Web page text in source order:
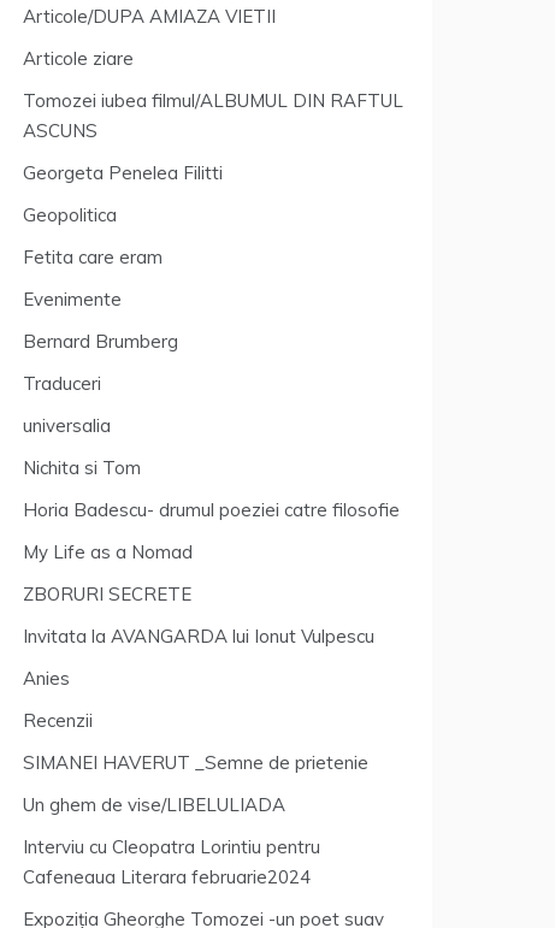
Articole/DUPA AMIAZA VIETII
Articole ziare
Tomozei iubea filmul/ALBUMUL DIN RAFTUL
ASCUNS
Georgeta Penelea Filitti
Geopolitica
Fetita care eram
Evenimente
Bernard Brumberg
Traduceri
universalia
Nichita si Tom
Horia Badescu- drumul poeziei catre filosofie
My Life as a Nomad
ZBORURI SECRETE
Invitata la AVANGARDA lui Ionut Vulpescu
Anies
Recenzii
SIMANEI HAVERUT _Semne de prietenie
Un ghem de vise/LIBELULIADA
Interviu cu Cleopatra Lorintiu pentru
Cafeneaua Literara februarie2024
Expoziția Gheorghe Tomozei -un poet suav